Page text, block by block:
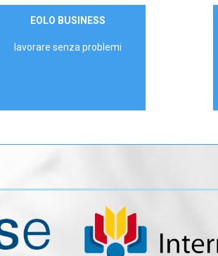
ContattaciEOLO BUSINESS
lavorare senza problemi